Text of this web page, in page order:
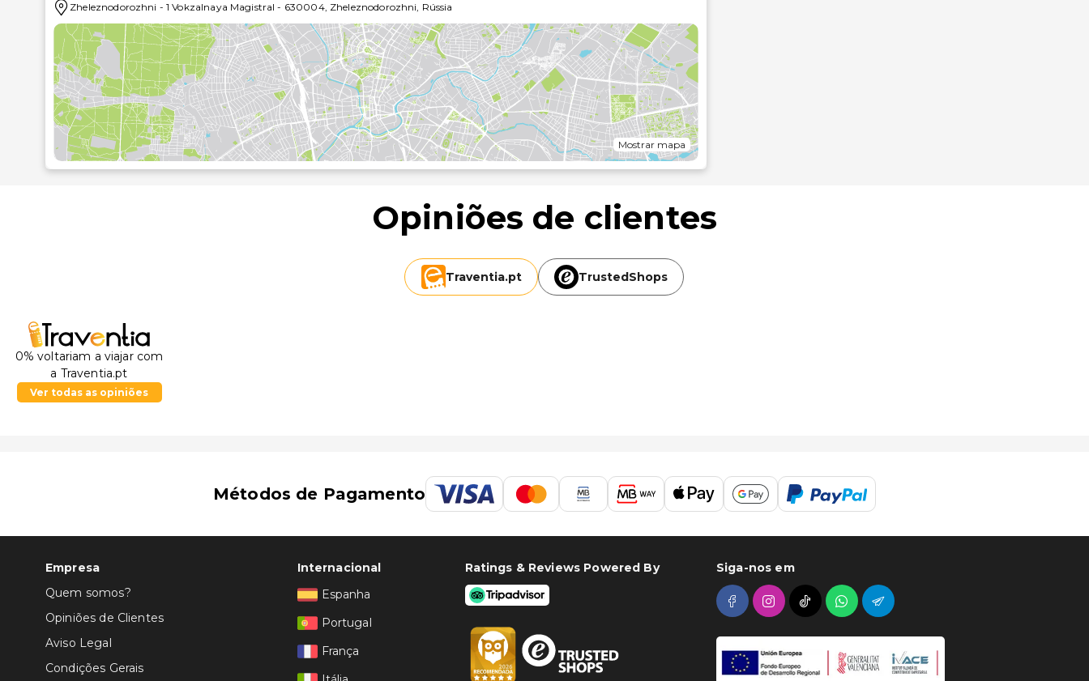
principais comodidades incluem um business center, jornais grátis no lobby e um serviço de limpeza a seco.
Planeia um evento em Novosibirsk? Este hotel dispõe de uma área total de 163 metros quadrados para
eventos, onde se incluem um centro de conferências. Há estacionamento grátis no local..As distâncias são
apresentadas à 0,1 milha e ao quilómetro mais próximo.
Palácio da Cultura dos Trabalhadores dos Caminhos-de-Ferro - 0,6 km/0,4 mi
Teatro Krasny Fakel - 1 km/0,6 mi
Teatro Dramático Municipal de Novosibirsk - 1 km/0,6 mi
Teatro Regional de Marionetas de Novosibirsk - 1 km/0,6 mi
Museu da Cortiça Siberiana - 1,3 km/0,8 mi
Catedral da Ascensão - 1,4 km/0,9 mi
Parque Central - 1,9 km/1,2 mi
O aeroporto preferencial para Marins Park Novosibirsk é o de Novosibirsk (OVB-Tolmachevo) - 19,4 km/12,1 mi
Zheleznodorozhni -1 Vokzalnaya Magistral - 630004, Zheleznodorozhni, Rússia
Mostrar mapa
Opiniões de clientes
Traventia.pt TrustedShops
0% voltariam a viajar com
a Traventia.pt
Ver todas as opiniões
Métodos de Pagamento
Empresa
Quem somos?
Opiniões de Clientes
Aviso Legal
Condições Gerais
Internacional
Espanha
Portugal
França
Ratings & Reviews Powered By Siga-nos em